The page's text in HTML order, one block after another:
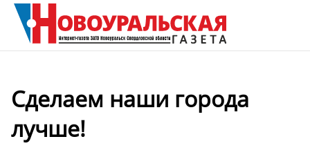
Сделаем наши города
лучше!